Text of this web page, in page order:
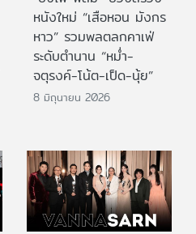
หนังใหม่ “เสือหอน มังกร
หาว” รวมพลตลกคาเฟ่
ระดับตำนาน “หม่ำ-
จตุรงค์-โน้ต-เป็ด-นุ้ย”
8 มิถุนายน 2026